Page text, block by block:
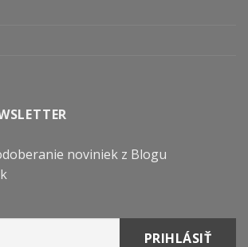
noviniek z Blogu